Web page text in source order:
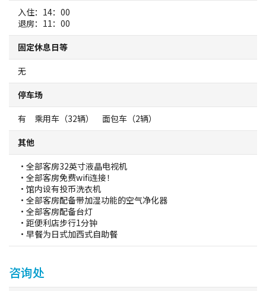
堺观光出租车
关于协会
关于协会
网站地图
入住：14：00
退房：11：00
固定休息日等
无
停车场
有 乘用车（32辆） 面包车（2辆）
其他
・全部客房32英寸液晶电视机
・全部客房免费wifi连接！
・馆内设有投币洗衣机
・全部客房配备带加湿功能的空气净化器
・全部客房配备台灯
・距便利店步行1分钟
・早餐为日式加西式自助餐
咨询处